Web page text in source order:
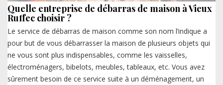
Quelle entreprise de débarras de maison à Vieux
Ruffec choisir ?
Le service de débarras de maison comme son nom l’indique a
pour but de vous débarrasser la maison de plusieurs objets qui
ne vous sont plus indispensables, comme les vaisselles,
électroménagers, bibelots, meubles, tableaux, etc. Vous avez
sûrement besoin de ce service suite à un déménagement, un